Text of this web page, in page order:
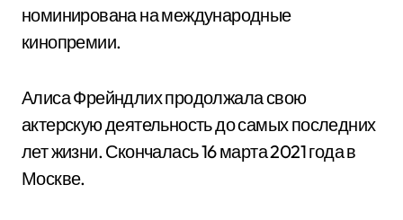
номинирована на международные
кинопремии.
Алиса Фрейндлих продолжала свою
актерскую деятельность до самых последних
лет жизни. Скончалась 16 марта 2021 года в
Москве.